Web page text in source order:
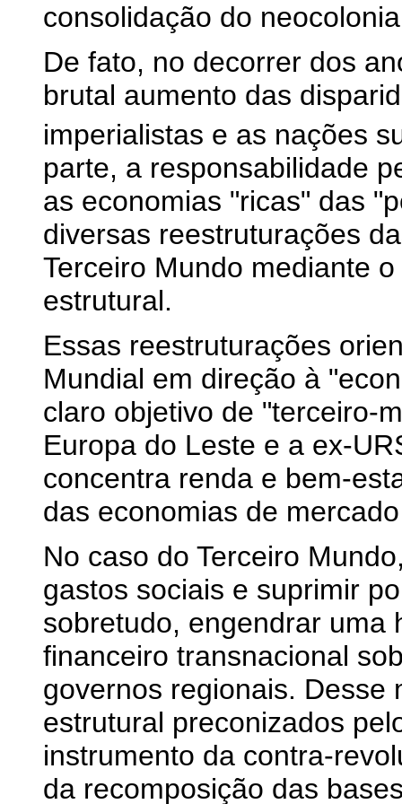
consolidação do
De fato, no decorrer dos
brutal aumento das
imperialistas e as nações
parte, a responsabilidade
as economias "ricas" das
diversas reestruturações
Terceiro Mundo mediante
estrutural.
Essas reestruturações
Mundial em direção à
claro objetivo de "terceiro-
Europa do Leste e a ex-
concentra renda e bem-
das economias de
No caso do Terceiro
gastos sociais e suprimir
sobretudo, engendrar uma
financeiro transnacional
governos regionais. Desse
estrutural preconizados
instrumento da contra-
da recomposição das